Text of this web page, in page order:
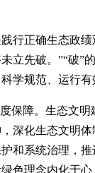
行正确生态政
立先破。”“破
学规范、运行
保障。生态文
深化生态文明
和系统治理，
色理念内化于